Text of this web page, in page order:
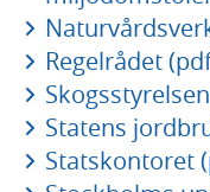
Regelrådet
Statens
Statskontoret